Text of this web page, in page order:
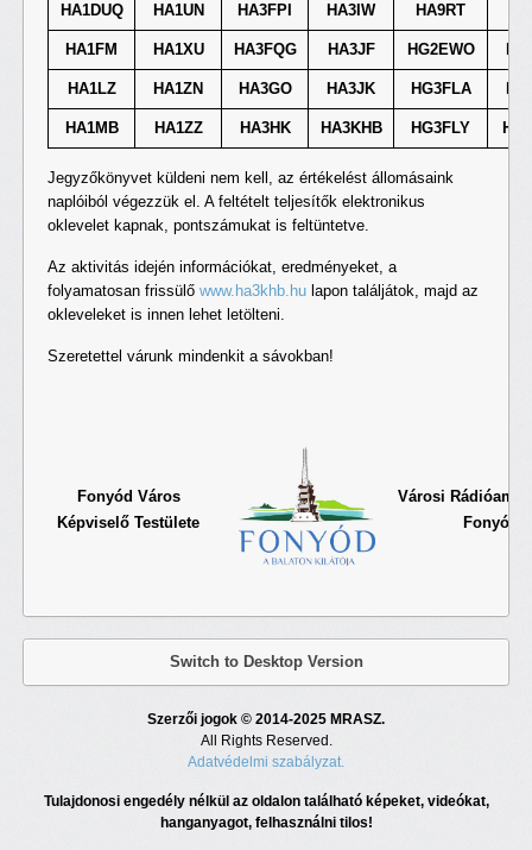
HA1DUQ HA1UN HA3FPI HA3IW HA9RT
HA1FM HA1XU HA3FQG HA3JF HG2EWO
HA1LZ HA1ZN HA3GO HA3JK HG3FLA
HA1MB HA1ZZ HA3HK HA3KHB HG3FLY
Jegyzőkönyvet küldeni nem kell, az értékelést állomásaink
naplóiból végezzük el. A feltételt teljesítők elektronikus
oklevelet kapnak, pontszámukat is feltüntetve.
Az aktivitás idején információkat, eredményeket, a
folyamatosan frissülő www.ha3khb.hu lapon találjátok, majd az
okleveleket is innen lehet letölteni.
Szeretettel várunk mindenkit a sávokban!
Fonyód Város
Városi
Képviselő Testülete
Fonyód
Switch to Desktop Version
Szerzői jogok © 2014-2025 MRASZ.
All Rights Reserved.
Adatvédelmi szabályzat.
Tulajdonosi engedély nélkül az oldalon található képeket, videókat,
hanganyagot, felhasználni tilos!